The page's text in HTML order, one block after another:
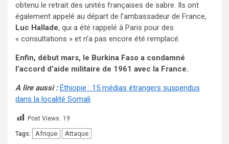
obtenu le retrait des unités françaises de sabre. Ils ont
également appelé au départ de l’ambassadeur de France,
Luc Hallade, qui a été rappelé à Paris pour des
« consultations » et n’a pas encore été remplacé.
Enfin, début mars, le Burkina Faso a condamné
l’accord d’aide militaire de 1961 avec la France.
A lire aussi :Éthiopie : 15 médias étrangers suspendus
dans la localité Somali
Post Views: 19
Tags: Afrique Attaque